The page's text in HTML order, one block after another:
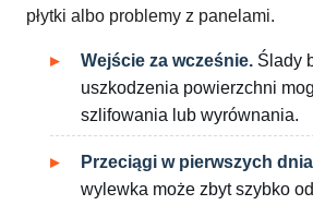
płytki albo problemy z panelami.
Wejście za wcześnie. Ślady
uszkodzenia powierzchni
szlifowania lub wyrównania.
Przeciągi w pierwszych
wylewka może zbyt szybko